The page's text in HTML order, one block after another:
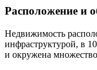
Расположение и
Недвижимость
инфраструктурой, в
и окружена